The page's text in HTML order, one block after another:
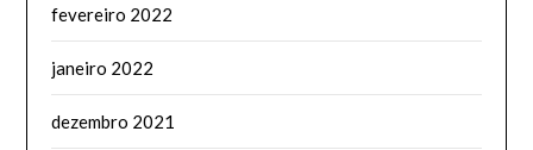
fevereiro 2022
janeiro 2022
dezembro 2021